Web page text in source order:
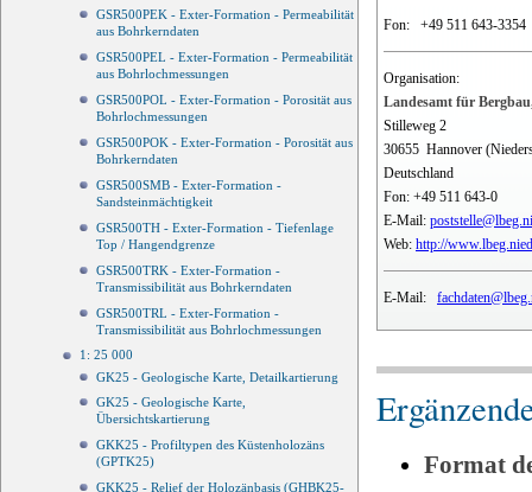
GSR500PEK - Exter-Formation - Permeabilität
aus Bohrkerndaten
GSR500PEL - Exter-Formation - Permeabilität
aus Bohrlochmessungen
GSR500POL - Exter-Formation - Porosität aus
Bohrlochmessungen
GSR500POK - Exter-Formation - Porosität aus
Bohrkerndaten
GSR500SMB - Exter-Formation -
Sandsteinmächtigkeit
GSR500TH - Exter-Formation - Tiefenlage
Top / Hangendgrenze
GSR500TRK - Exter-Formation -
Transmissibilität aus Bohrkerndaten
GSR500TRL - Exter-Formation -
Transmissibilität aus Bohrlochmessungen
1: 25 000
GK25 - Geologische Karte, Detailkartierung
GK25 - Geologische Karte,
Übersichtskartierung
GKK25 - Profiltypen des Küstenholozäns
(GPTK25)
GKK25 - Relief der Holozänbasis (GHBK25-
Fon: +49 511 643-3354
Organisation:
Landesamt für
Stilleweg 2
30655 Hannover
Deutschland
Fon: +49 511 643-0
E-Mail:
Web: http://
E-Mail:
Format